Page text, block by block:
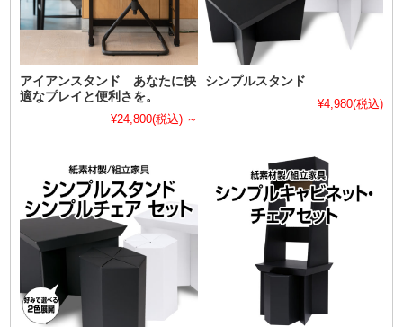
アイアンスタンド あなたに快
適なプレイと便利さを。
¥24,800(税込) ～
シンプルスタンド
¥4,980(税込)